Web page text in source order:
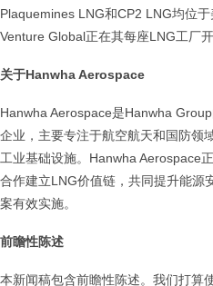
Plaquemines LNG和CP2 LNG均位于
Venture Global正在其每座LNG工厂
关于Hanwha Aerospace
Hanwha Aerospace是Hanwha
企业，主要专注于航空航天和国防领
工业基础设施。Hanwha Aerospace
合作建立LNG价值链，共同提升能源
案有效实施。
前瞻性陈述
本新闻稿包含前瞻性陈述。我们打算